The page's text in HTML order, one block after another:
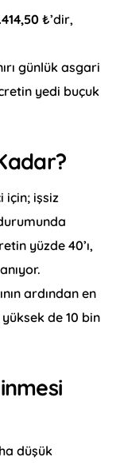
₺’dir,
günlük asgari
yedi buçuk
için; işsiz
yüzde 40’ı,
ardından en
de 10 bin
düşük